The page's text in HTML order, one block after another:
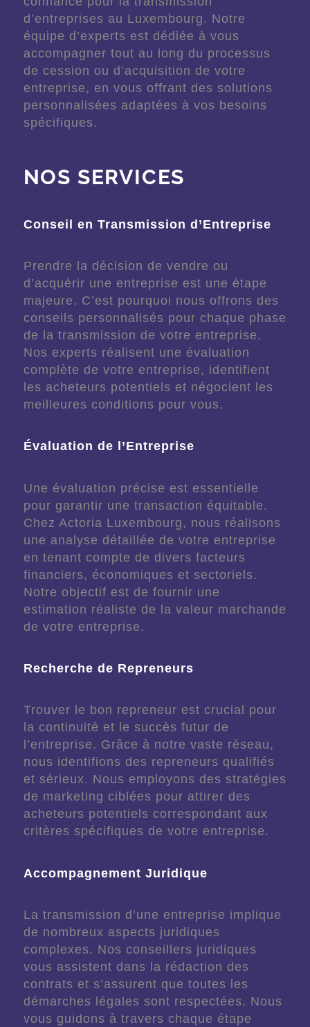
d’entreprises au Luxembourg. Notre
équipe d’experts est dédiée à vous
accompagner tout au long du processus
de cession ou d’acquisition de votre
entreprise, en vous offrant des solutions
personnalisées adaptées à vos besoins
spécifiques.
NOS SERVICES
Conseil en Transmission d’Entreprise
Prendre la décision de vendre ou
d’acquérir une entreprise est une étape
majeure. C’est pourquoi nous offrons des
conseils personnalisés pour chaque phase
de la transmission de votre entreprise.
Nos experts réalisent une évaluation
complète de votre entreprise, identifient
les acheteurs potentiels et négocient les
meilleures conditions pour vous.
Évaluation de l’Entreprise
Une évaluation précise est essentielle
pour garantir une transaction équitable.
Chez Actoria Luxembourg, nous réalisons
une analyse détaillée de votre entreprise
en tenant compte de divers facteurs
financiers, économiques et sectoriels.
Notre objectif est de fournir une
estimation réaliste de la valeur marchande
de votre entreprise.
Recherche de Repreneurs
Trouver le bon repreneur est crucial pour
la continuité et le succès futur de
l’entreprise. Grâce à notre vaste réseau,
nous identifions des repreneurs qualifiés
et sérieux. Nous employons des stratégies
de marketing ciblées pour attirer des
acheteurs potentiels correspondant aux
critères spécifiques de votre entreprise.
Accompagnement Juridique
La transmission d’une entreprise implique
de nombreux aspects juridiques
complexes. Nos conseillers juridiques
vous assistent dans la rédaction des
contrats et s’assurent que toutes les
démarches légales sont respectées. Nous
vous guidons à travers chaque étape